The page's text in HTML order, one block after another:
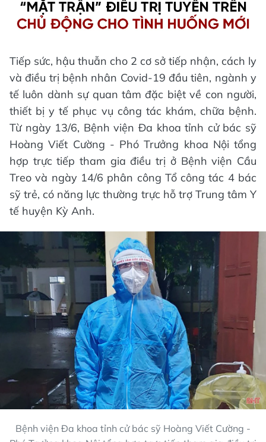
Tiếp sức, hậu thuẫn cho 2 cơ sở tiếp nhận, cách ly
và điều trị bệnh nhân Covid-19 đầu tiên, ngành y
tế luôn dành sự quan tâm đặc biệt về con người,
thiết bị y tế phục vụ công tác khám, chữa bệnh.
Từ ngày 13/6, Bệnh viện Đa khoa tỉnh cử bác sỹ
Hoàng Viết Cường - Phó Trưởng khoa Nội tổng
hợp trực tiếp tham gia điều trị ở Bệnh viện Cầu
Treo và ngày 14/6 phân công Tổ công tác 4 bác
sỹ trẻ, có năng lực thường trực hỗ trợ Trung tâm Y
tế huyện Kỳ Anh.
Bệnh viện Đa khoa tỉnh cử bác sỹ Hoàng Viết Cường -